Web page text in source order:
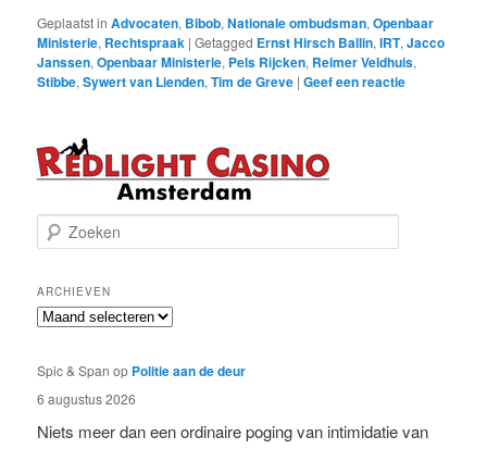
Geplaatst in Advocaten, Bibob,Nationale ombudsman,Openbaar
Ministerie, Rechtspraak |Getagged Ernst Hirsch Ballin,IRT,Jacco
Janssen,Openbaar Ministerie, Pels Rijcken, Reimer Veldhuis,
Stibbe,Sywert van Lienden,Tim de Greve |Geef een reactie
o
k
e
n
ARCHIEVEN
Archieven
Spic & Span op Politie aan de deur
6 augustus 2026
Niets meer dan een ordinaire poging van intimidatie van